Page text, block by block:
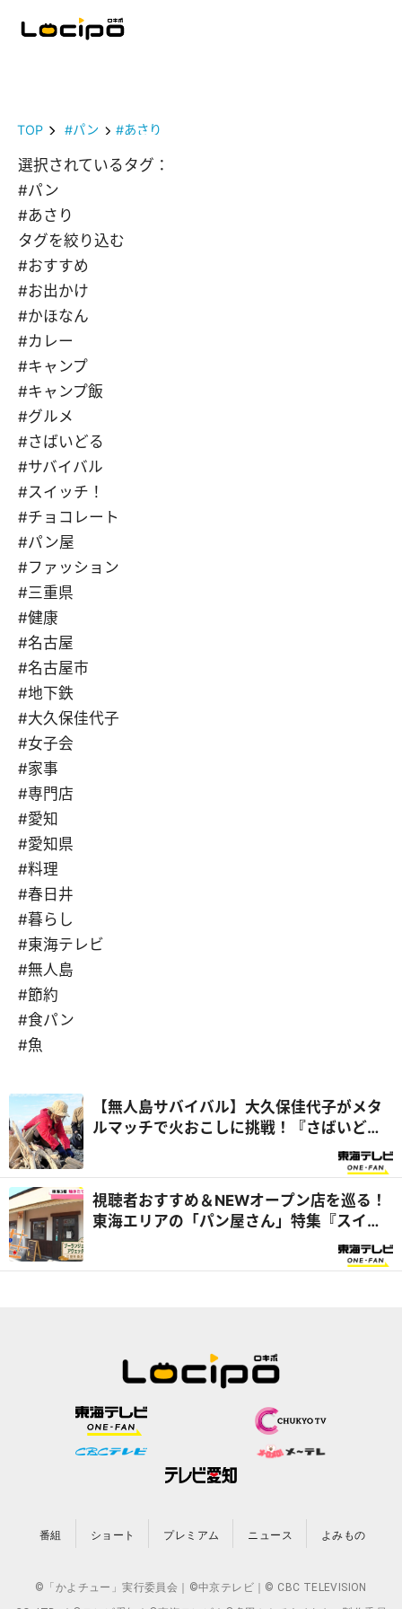
TOP #パン #あさり
選択されているタグ：
#パン
#あさり
タグを絞り込む
#おすすめ
#お出かけ
#かほなん
#カレー
#キャンプ
#キャンプ飯
#グルメ
#さばいどる
#サバイバル
#スイッチ！
#チョコレート
#パン屋
#ファッション
#三重県
#健康
#名古屋
#名古屋市
#地下鉄
#大久保佳代子
#女子会
#家事
#専門店
#愛知
#愛知県
#料理
#春日井
#暮らし
#東海テレビ
#無人島
#節約
#食パン
#魚
【無人島サバイバル】大久保佳代子がメタ
ルマッチで火おこしに挑戦！『さばいどる
視聴者おすすめ＆NEWオープン店を巡る！
東海エリアの「パン屋さん」特集『スイッ
番組 ショート プレミアム ニュース よみもの
©「かよチュー」実行委員会｜©中京テレビ｜© CBC TELEVISION